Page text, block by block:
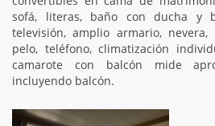
sofá, literas, baño con ducha y
televisión, amplio armario,
pelo, teléfono, climatización
camarote con balcón mide
incluyendo balcón.